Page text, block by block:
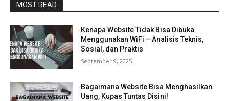
MOST READ
Kenapa Website Tidak Bisa Dibuka
Menggunakan WiFi – Analisis Teknis,
Sosial, dan Praktis
September 9, 2025
Bagaimana Website Bisa Menghasilkan
Uang, Kupas Tuntas Disini!